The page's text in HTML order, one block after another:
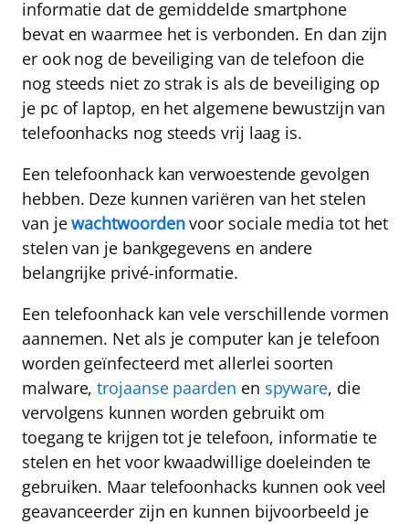
informatie dat de gemiddelde smartphone
bevat en waarmee het is verbonden. En dan zijn
er ook nog de beveiliging van de telefoon die
nog steeds niet zo strak is als de beveiliging op
je pc of laptop, en het algemene bewustzijn van
telefoonhacks nog steeds vrij laag is.
Een telefoonhack kan verwoestende gevolgen
hebben. Deze kunnen variëren van het stelen
van jewachtwoordenvoor sociale media tot het
stelen van je bankgegevens en andere
belangrijke privé-informatie.
Een telefoonhack kan vele verschillende vormen
aannemen. Net als je computer kan je telefoon
worden geïnfecteerd met allerlei soorten
malware,trojaanse paarden en spyware, die
vervolgens kunnen worden gebruikt om
toegang te krijgen tot je telefoon, informatie te
stelen en het voor kwaadwillige doeleinden te
gebruiken. Maar telefoonhacks kunnen ook veel
geavanceerder zijn en kunnen bijvoorbeeld je